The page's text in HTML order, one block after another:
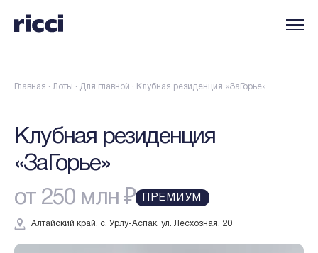
Главная · Лоты · Для главной · Клубная резиденция «ЗаГорье»
Клубная резиденция
«ЗаГорье»
от 250 млн ₽
Алтайский край, с. Урлу-Аспак, ул. Лесхозная, 20
ПРЕМИУМ